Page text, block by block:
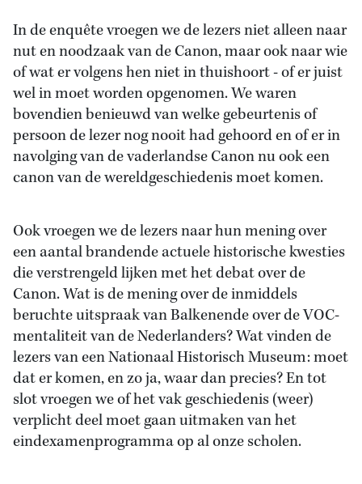
In de enquête vroegen we de lezers niet alleen naar
nut en noodzaak van de Canon, maar ook naar wie
of wat er volgens hen niet in thuishoort - of er juist
wel in moet worden opgenomen. We waren
bovendien benieuwd van welke gebeurtenis of
persoon de lezer nog nooit had gehoord en of er in
navolging van de vaderlandse Canon nu ook een
canon van de wereldgeschiedenis moet komen.
Ook vroegen we de lezers naar hun mening over
een aantal brandende actuele historische kwesties
die verstrengeld lijken met het debat over de
Canon. Wat is de mening over de inmiddels
beruchte uitspraak van Balkenende over de VOC-
mentaliteit van de Nederlanders? Wat vinden de
lezers van een Nationaal Historisch Museum: moet
dat er komen, en zo ja, waar dan precies? En tot
slot vroegen we of het vak geschiedenis (weer)
verplicht deel moet gaan uitmaken van het
eindexamenprogramma op al onze scholen.